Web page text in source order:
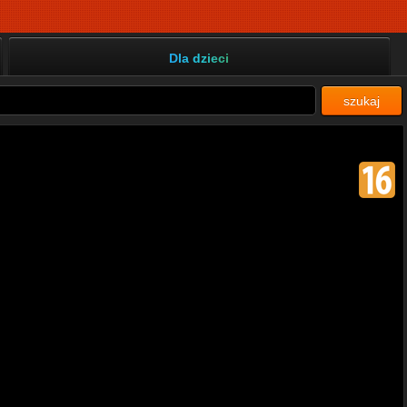
Dla dzieci
szukaj